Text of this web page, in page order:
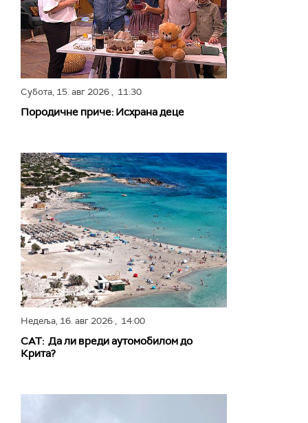
Субота, 15. авг 2026, 11:30
Породичне приче: Исхрана деце
Недеља, 16. авг 2026, 14:00
САТ: Да ли вреди аутомобилом до
Крита?